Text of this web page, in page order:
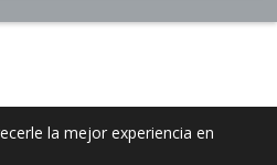
la mejor experiencia en